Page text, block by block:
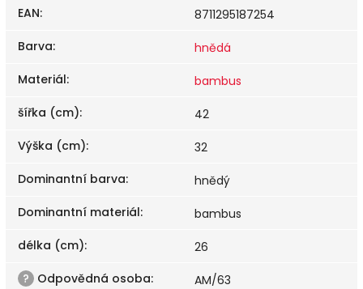
EAN:
8711295187254
Barva:
hnědá
Materiál:
bambus
šířka (cm):
42
Výška (cm):
32
Dominantní barva:
hnědý
Dominantní materiál:
bambus
délka (cm):
26
? Odpovědná osoba: AM/63